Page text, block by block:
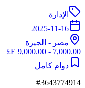
الإدارة
2025-11-16
مصر - الجيزة
7,000.00 - 9,000.00 E£
دوام كامل
#3643774914